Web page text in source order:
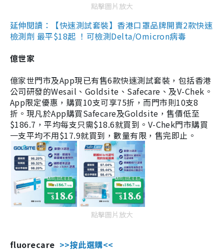
點擊圖片放大
延伸閱讀：【快速測試套裝】香港口罩品牌開賣2款快速
檢測劑 最平$18起 ！可檢測Delta/Omicron病毒
億世家
億家世門市及App現已有售6款快速測試套裝，包括香港
公司研發的Wesail、Goldsite、Safecare、及V-Chek。
App限定優惠，購買10支可享75折，而門市則10支8
折。現凡於App購買Safecare及Goldsite，售價低至
$186.7，平均每支只需$18.6就買到。V-Chek門市購買
一支平均不用$17.9就買到，數量有限，售完即止。
點擊圖片放大
fluorecare >>按此選購<<